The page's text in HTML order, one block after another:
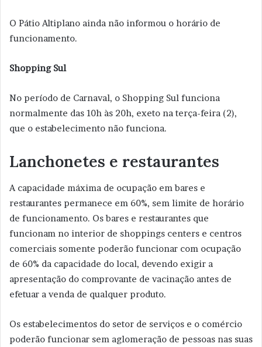
O Pátio Altiplano ainda não informou o horário de
funcionamento.
Shopping Sul
No período de Carnaval, o Shopping Sul funciona
normalmente das 10h às 20h, exeto na terça-feira (2),
que o estabelecimento não funciona.
Lanchonetes e restaurantes
A capacidade máxima de ocupação em bares e
restaurantes permanece em 60%, sem limite de horário
de funcionamento. Os bares e restaurantes que
funcionam no interior de shoppings centers e centros
comerciais somente poderão funcionar com ocupação
de 60% da capacidade do local, devendo exigir a
apresentação do comprovante de vacinação antes de
efetuar a venda de qualquer produto.
Os estabelecimentos do setor de serviços e o comércio
poderão funcionar sem aglomeração de pessoas nas suas